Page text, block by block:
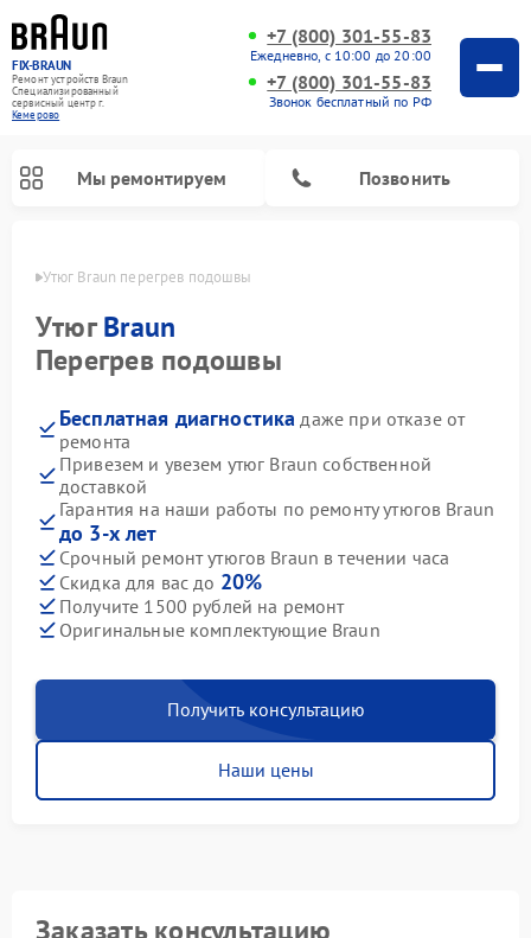
FIX-BRAUN
Ремонт устройств Braun
Специализированный
cервисный центр г.
Кемерово
+7 (800) 301-55-83
Ежедневно, с 10:00 до 20:00
+7 (800) 301-55-83
Звонок бесплатный по РФ
Мы ремонтируем Позвонить
Утюг Braun перегрев подошвы
УтюгBraun
Перегрев подошвы
Бесплатная диагностика даже при отказе от
ремонта
Привезем и увезем утюг Braun собственной
доставкой
Гарантия на наши работы по ремонту утюгов Braun
до 3-х лет
Срочный ремонт утюгов Braun в течении часа
Скидка для вас до 20%
Получите 1500 рублей на ремонт
Оригинальные комплектующие Braun
Получить консультацию
Наши цены
Заказать консультацию